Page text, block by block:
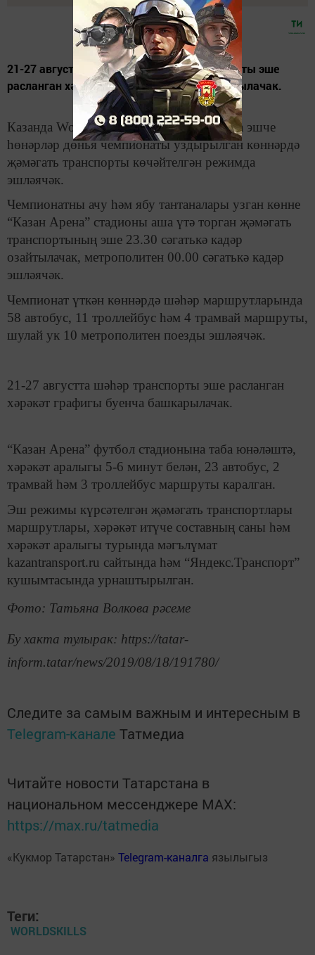
21-27 августта Казанда җәмәгать транспорты эше
расланган хәрәкәт графигы буенча башкарылачак.
Казанда WorldSkills стандартлары буенча эшче
һөнәрләр дөнья чемпионаты уздырылган көннәрдә
җәмәгать транспорты көчәйтелгән режимда
эшләячәк.
Чемпионатны ачу һәм ябу тантаналары узган көнне
“Казан Арена” стадионы аша үтә торган җәмәгать
транспортының эше 23.30 сәгатькә кадәр
озайтылачак, метрополитен 00.00 сәгатькә кадәр
эшләячәк.
Чемпионат үткән көннәрдә шәһәр маршрутларында
58 автобус, 11 троллейбус һәм 4 трамвай маршруты,
шулай ук 10 метрополитен поезды эшләячәк.
21-27 августта шәһәр транспорты эше расланган
хәрәкәт графигы буенча башкарылачак.
“Казан Арена” футбол стадионына таба юнәләштә,
хәрәкәт аралыгы 5-6 минут белән, 23 автобус, 2
трамвай һәм 3 троллейбус маршруты каралган.
Эш режимы күрсәтелгән җәмәгать транспортлары
маршрутлары, хәрәкәт итүче составның саны һәм
хәрәкәт аралыгы турында мәгълүмат
kazantransport.ru сайтында һәм “Яндекс.Транспорт”
кушымтасында урнаштырылган.
Фото: Татьяна Волкова рәсеме
Бу хакта тулырак: https://tatar-
inform.tatar/news/2019/08/18/191780/
Следите за самым важным и интересным в
Telegram-канале Татмедиа
Читайте новости Татарстана в
национальном мессенджере MАХ:
https://max.ru/tatmedia
«Кукмор Татарстан» Telegram-каналга язылыгыз
Теги:
WORLDSKILLS